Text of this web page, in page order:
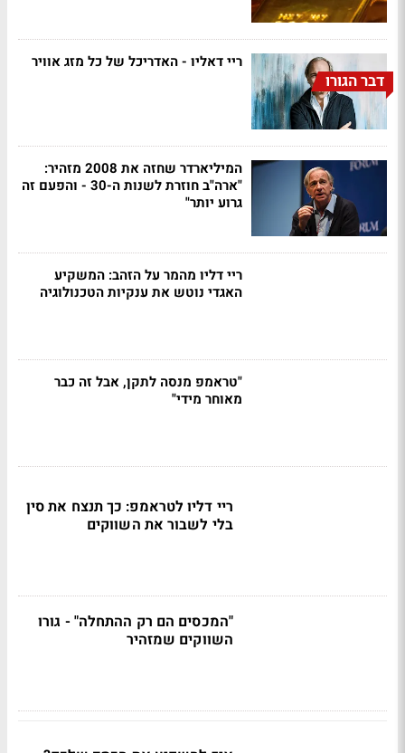
דבר הגורו
ריי דאליו - האדריכל של כל מזג אוויר
המיליארדר שחזה את 2008 מזהיר:
"ארה"ב חוזרת לשנות ה-30 - והפעם זה
גרוע יותר"
ריי דליו מהמר על הזהב: המשקיע
האגדי נוטש את ענקיות הטכנולוגיה
"טראמפ מנסה לתקן, אבל זה כבר
מאוחר מידי"
ריי דליו לטראמפ: כך תנצח את סין
בלי לשבור את השווקים
"המכסים הם רק ההתחלה" - גורו
השווקים שמזהיר